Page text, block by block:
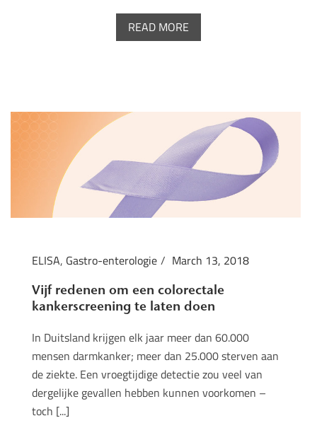
READ MORE
ELISA, Gastro-enterologie March 13, 2018
Vijf redenen om een colorectale
kankerscreening te laten doen
In Duitsland krijgen elk jaar meer dan 60.000
mensen darmkanker; meer dan 25.000 sterven aan
de ziekte. Een vroegtijdige detectie zou veel van
dergelijke gevallen hebben kunnen voorkomen –
toch [...]